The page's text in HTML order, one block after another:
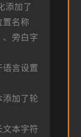
添加了
置名称
、旁白字
语言设置
添加了轮
文本字符